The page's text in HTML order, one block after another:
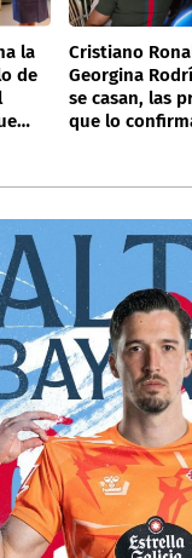
la
de
Cristiano
Georgina
se casan, las
que lo